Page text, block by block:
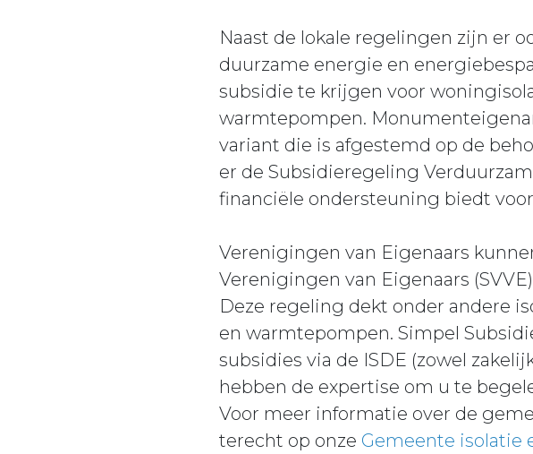
Naast de lokale regelingen zijn er
duurzame energie en
subsidie te krijgen voor
warmtepompen.
variant die is afgestemd op de
er de Subsidieregeling
financiële ondersteuning biedt
Verenigingen van Eigenaars
Verenigingen van Eigenaars
Deze regeling dekt onder andere
en warmtepompen. Simpel
subsidies via de ISDE (zowel
hebben de expertise om u te
Voor meer informatie over de
terecht op onze Gemeente isolatie